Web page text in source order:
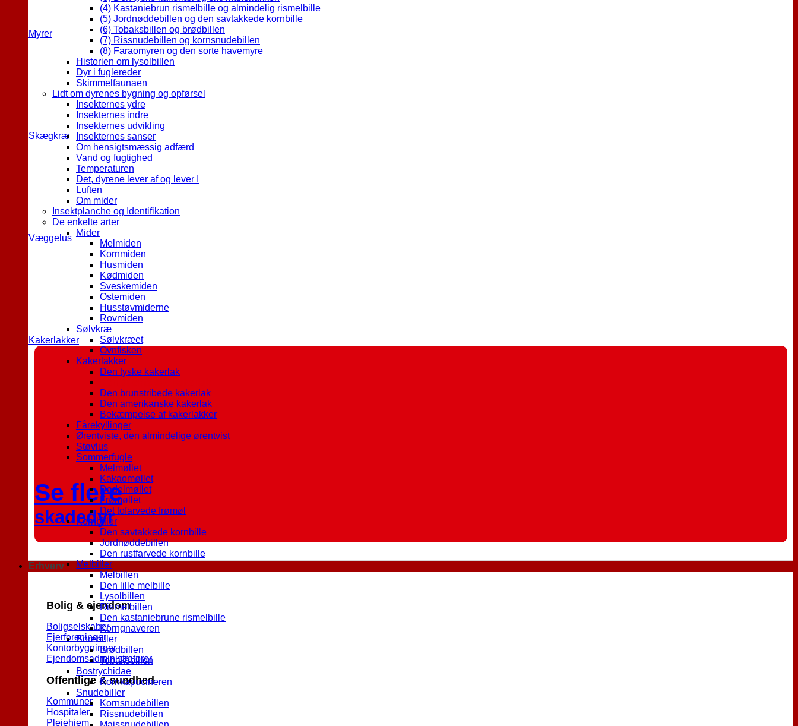
Myrer
Skægkræ
Væggelus
Kakerlakker
Se flere
skadedyr
Erhverv
Bolig & ejendom
Boligselskaber
Ejerforeninger
Kontorbygninger
Ejendomsadministratorer
Offentlige & sundhed
Kommuner
Hospitaler
Plejehjem
(4) Kastaniebrun rismelbille og almindelig rismelbille
(5) Jordnøddebillen og den savtakkede kornbille
(6) Tobaksbillen og brødbillen
(7) Rissnudebillen og kornsnudebillen
(8) Faraomyren og den sorte havemyre
Historien om lysolbillen
Dyr i fuglereder
Skimmelfaunaen
Lidt om dyrenes bygning og opførsel
Insekternes ydre
Insekternes indre
Insekternes udvikling
Insekternes sanser
Om hensigtsmæssig adfærd
Vand og fugtighed
Temperaturen
Det, dyrene lever af og lever I
Luften
Om mider
Insektplanche og Identifikation
De enkelte arter
Mider
Melmiden
Kornmiden
Husmiden
Kødmiden
Sveskemiden
Ostemiden
Husstøvmiderne
Rovmiden
Sølvkræ
Sølvkræet
Ovnfisken
Kakerlakker
Den tyske kakerlak
Den brunstribede kakerlak
Den amerikanske kakerlak
Bekæmpelse af kakerlakker
Fårekyllinger
Ørentviste, den almindelige ørentvist
Støvlus
Sommerfugle
Melmøllet
Kakaomøllet
Dadelmøllet
Frømøllet
Det tofarvede frømøl
Kornbiller
Den savtakkede kornbille
Jordnøddebillen
Den rustfarvede kornbille
Melbiller
Melbillen
Den lille melbille
Lysolbillen
Rismelbillen
Den kastaniebrune rismelbille
Korngnaveren
Borebiller
Brødbillen
Tobaksbillen
Bostrychidae
Kornkapucineren
Snudebiller
Kornsnudebillen
Rissnudebillen